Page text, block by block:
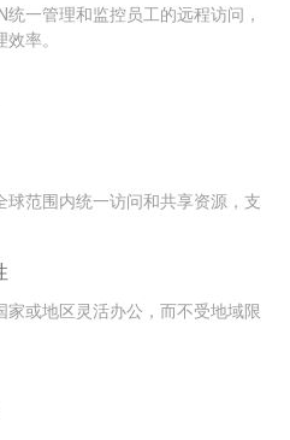
一管理和监控员工的远程访问，
率。
球范围内统一访问和共享资源，支
家或地区灵活办公，而不受地域限